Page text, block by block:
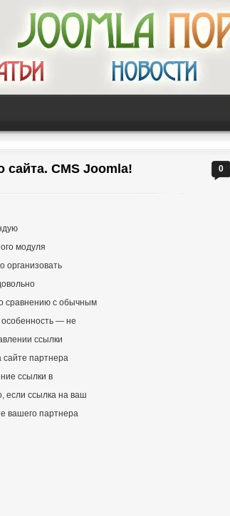
CMS Joomla! 0
модуля
организовать
сравнению с обычным
особенность — не
ссылки
партнера
ссылки в
если ссылка на ваш
вашего партнера